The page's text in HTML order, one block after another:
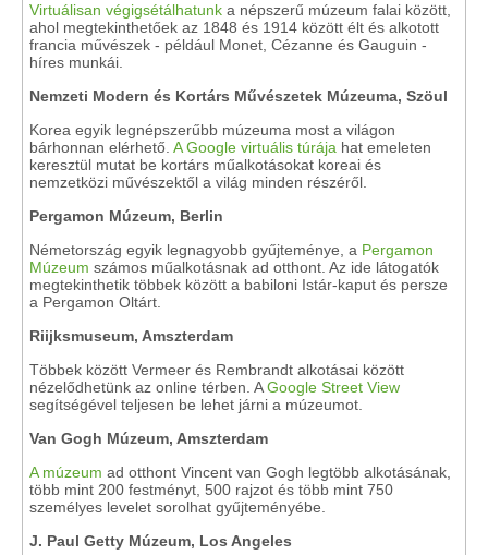
Virtuálisan végigsétálhatunk a népszerű múzeum falai között,
ahol megtekinthetőek az 1848 és 1914 között élt és alkotott
francia művészek - például Monet, Cézanne és Gauguin -
híres munkái.
Nemzeti Modern és Kortárs Művészetek Múzeuma, Szöul
Korea egyik legnépszerűbb múzeuma most a világon
bárhonnan elérhető. A Google virtuális túrája hat emeleten
keresztül mutat be kortárs műalkotásokat koreai és
nemzetközi művészektől a világ minden részéről.
Pergamon Múzeum, Berlin
Németország egyik legnagyobb gyűjteménye, a Pergamon
Múzeum számos műalkotásnak ad otthont. Az ide látogatók
megtekinthetik többek között a babiloni Istár-kaput és persze
a Pergamon Oltárt.
Riijksmuseum, Amszterdam
Többek között Vermeer és Rembrandt alkotásai között
nézelődhetünk az online térben. AGoogle Street View
segítségével teljesen be lehet járni a múzeumot.
Van Gogh Múzeum, Amszterdam
A múzeum ad otthont Vincent van Gogh legtöbb alkotásának,
több mint 200 festményt, 500 rajzot és több mint 750
személyes levelet sorolhat gyűjteményébe.
J. Paul Getty Múzeum, Los Angeles